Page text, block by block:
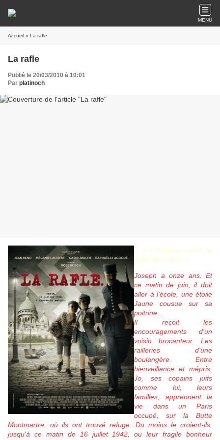
MENU
Accueil » La rafle
La rafle
Publié le 20/03/2010 à 10:01
Par platinoch
« La France, cest le
salut des Juifs »
Joseph a onze ans. Et
ce matin de juin, il doit
aller à l'école, une étoile
Jaune cousue sur sa
poitrine...
Il reçoit les
encouragements d'un
voisin brocanteur. Les
railleries d'une
boulangère. Entre
bienveillance et mépris,
Jo, ses copains juifs
comme lui, leurs
familles, apprennent la
vie dans un Paris
occupé, sur la Butte
Montmartre, où ils ont trouvé refuge. Du moins le croient-ils,
jusqu'à ce matin de 16 juillet 1942, ou leur fragile bonheur